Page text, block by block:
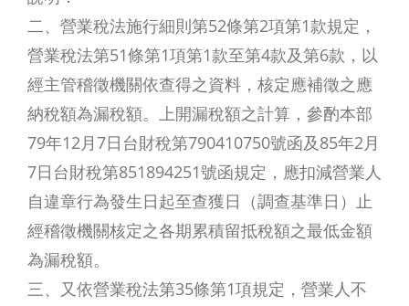
二、營業稅法施行細則第52條第2項第1款規定，
營業稅法第51條第1項第1款至第4款及第6款，以
經主管稽徵機關依查得之資料，核定應補徵之應
納稅額為漏稅額。上開漏稅額之計算，參酌本部
79年12月7日台財稅第790410750號函及85年2月
7日台財稅第851894251號函規定，應扣減營業人
自違章行為發生日起至查獲日（調查基準日）止
經稽徵機關核定之各期累積留抵稅額之最低金額
為漏稅額。
三、又依營業稅法第35條第1項規定，營業人不